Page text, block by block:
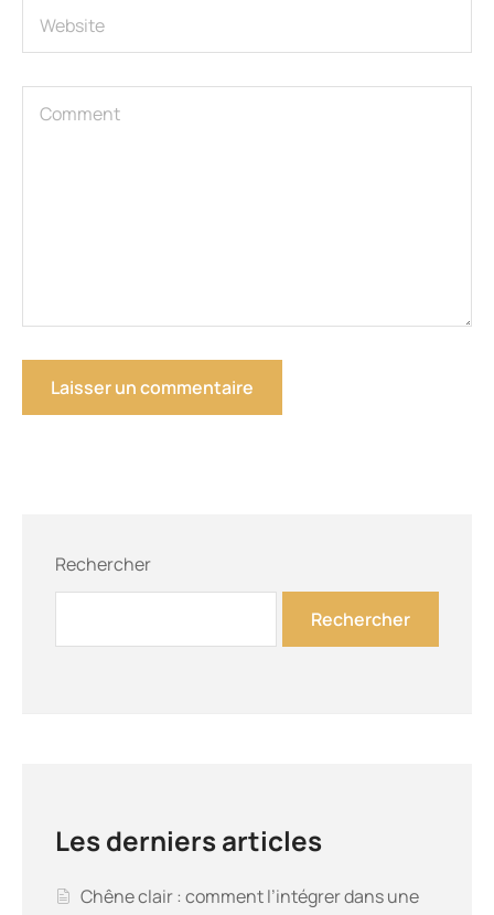
Rechercher
Rechercher
Les derniers articles
Chêne clair : comment l’intégrer dans une